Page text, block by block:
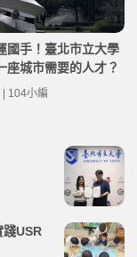
國手！臺北市立大學
座城市需要的人才？
104小編
踐USR